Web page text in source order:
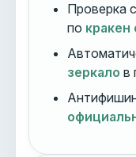
Проверка
по кракен
зеркало в